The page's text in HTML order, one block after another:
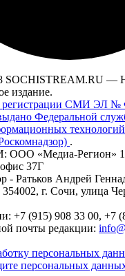
SOCHISTREAM.RU —
издание.
регистрации СМИ ЭЛ
Федеральной
.
ООО «Медиа-Регион»
37Г
- Ратьков Андрей
г. Сочи, улица
+7 (915) 908 33 00, +7
почты редакции:
персональных
персональных